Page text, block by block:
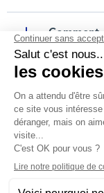
Toggle item
Comment